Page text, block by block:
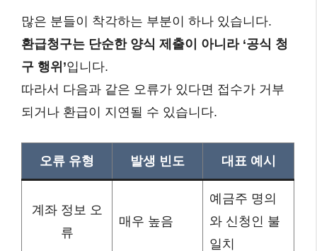
많은 분들이 착각하는 부분이 하나 있습니다.
환급청구는 단순한 양식 제출이 아니라 ‘공식 청
구 행위’입니다.
따라서 다음과 같은 오류가 있다면 접수가 거부
되거나 환급이 지연될 수 있습니다.
오류 유형 발생 빈도 대표 예시
계좌 정보 오
류
매우 높음
예금주 명의
와 신청인 불
일치